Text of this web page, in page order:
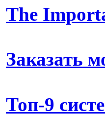
The
Заказать
Топ-9